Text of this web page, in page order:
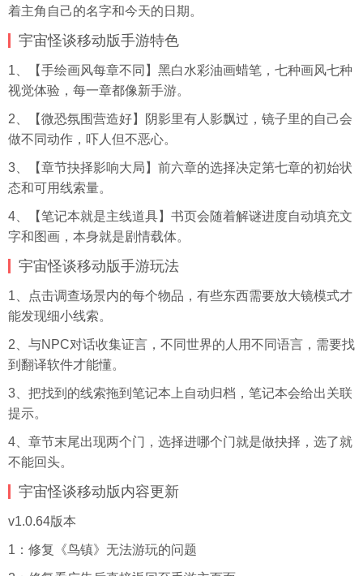
着主角自己的名字和今天的日期。
宇宙怪谈移动版手游特色
1、【手绘画风每章不同】黑白水彩油画蜡笔，七种画风七种
视觉体验，每一章都像新手游。
2、【微恐氛围营造好】阴影里有人影飘过，镜子里的自己会
做不同动作，吓人但不恶心。
3、【章节抉择影响大局】前六章的选择决定第七章的初始状
态和可用线索量。
4、【笔记本就是主线道具】书页会随着解谜进度自动填充文
字和图画，本身就是剧情载体。
宇宙怪谈移动版手游玩法
1、点击调查场景内的每个物品，有些东西需要放大镜模式才
能发现细小线索。
2、与NPC对话收集证言，不同世界的人用不同语言，需要找
到翻译软件才能懂。
3、把找到的线索拖到笔记本上自动归档，笔记本会给出关联
提示。
4、章节末尾出现两个门，选择进哪个门就是做抉择，选了就
不能回头。
宇宙怪谈移动版内容更新
v1.0.64版本
1：修复《鸟镇》无法游玩的问题